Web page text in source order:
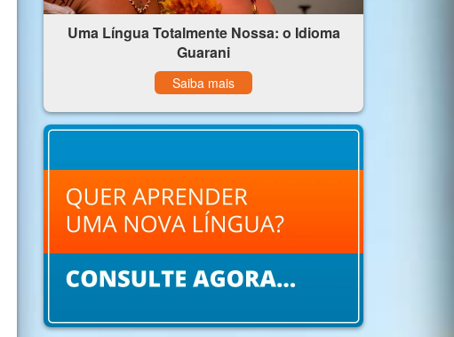
Uma Língua Totalmente Nossa: o Idioma
Guarani
Saiba mais